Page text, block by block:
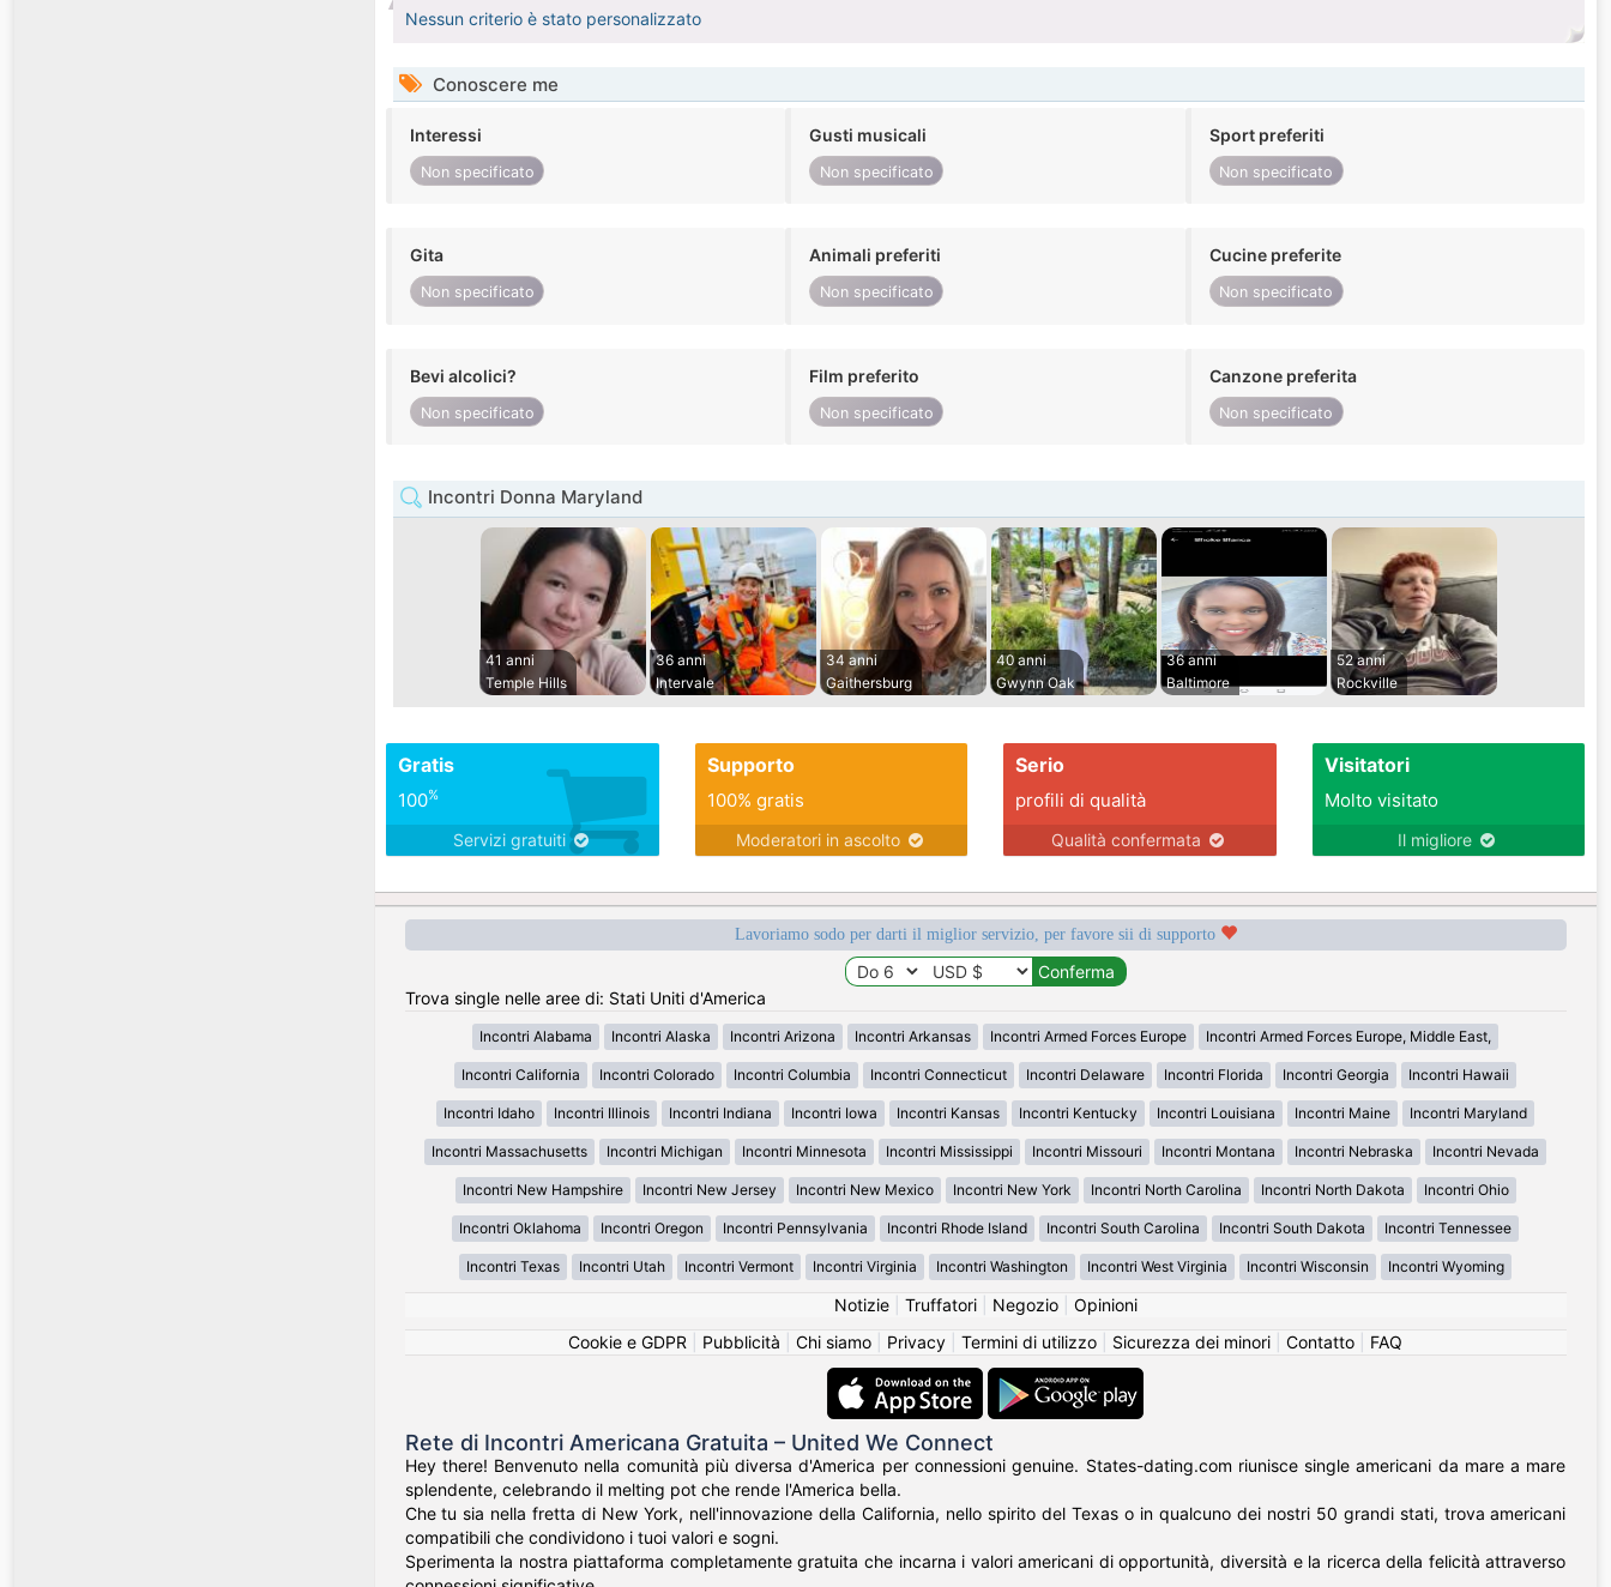
Nessun criterio è stato personalizzato
Conoscere me
Interessi
Non specificato
Gusti musicali
Non specificato
Sport preferiti
Non specificato
Gita
Non specificato
Animali preferiti
Non specificato
Cucine preferite
Non specificato
Bevi alcolici?
Non specificato
Film preferito
Non specificato
Canzone preferita
Non specificato
Incontri Donna Maryland
41 anni
Temple Hills
36 anni
Intervale
34 anni
Gaithersburg
40 anni
Gwynn Oak
36 anni
Baltimore
52 anni
Rockville
Gratis
100%
Servizi gratuiti
Supporto
100% gratis
Moderatori in ascolto
Serio
profili di qualità
Qualità confermata
Visitatori
Molto visitato
Il migliore
Lavoriamo sodo per darti il miglior servizio, per favore sii di supporto
Trova single nelle aree di: Stati Uniti d'America
Incontri Alabama Incontri Alaska Incontri Arizona Incontri Arkansas Incontri Armed Forces Europe Incontri Armed Forces Europe, Middle East,
Incontri California Incontri Colorado Incontri Columbia Incontri Connecticut Incontri Delaware Incontri Florida Incontri Georgia Incontri Hawaii
Incontri Idaho Incontri Illinois Incontri Indiana Incontri Iowa Incontri Kansas Incontri Kentucky Incontri Louisiana Incontri Maine Incontri Maryland
Incontri Massachusetts Incontri Michigan Incontri Minnesota Incontri Mississippi Incontri Missouri Incontri Montana Incontri Nebraska Incontri Nevada
Incontri New Hampshire Incontri New Jersey Incontri New Mexico Incontri New York Incontri North Carolina Incontri North Dakota Incontri Ohio
Incontri Oklahoma Incontri Oregon Incontri Pennsylvania Incontri Rhode Island Incontri South Carolina Incontri South Dakota Incontri Tennessee
Incontri Texas Incontri Utah Incontri Vermont Incontri Virginia Incontri Washington Incontri West Virginia Incontri Wisconsin Incontri Wyoming
Notizie| Truffatori| Negozio| Opinioni
Cookie e GDPR
Pubblicità Chi siamo Privacy Termini di utilizzo Sicurezza dei minori Contatto FAQ
Rete di Incontri Americana Gratuita – United We Connect
Hey there! Benvenuto nella comunità più diversa d'America per connessioni genuine. States-dating.com riunisce single americani da mare a mare
splendente, celebrando il melting pot che rende l'America bella.
Che tu sia nella fretta di New York, nell'innovazione della California, nello spirito del Texas o in qualcuno dei nostri 50 grandi stati, trova americani
compatibili che condividono i tuoi valori e sogni.
Sperimenta la nostra piattaforma completamente gratuita che incarna i valori americani di opportunità, diversità e la ricerca della felicità attraverso